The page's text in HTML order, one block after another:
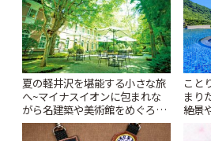
夏の軽井沢を堪能する小さな旅
へ~マイナスイオンに包まれな
がら名建築や美術館をめぐろう
~ | ことりっぷ
こと
まり
絶景